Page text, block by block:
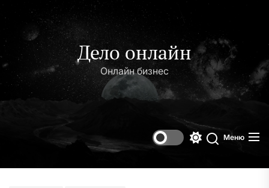
содержимому
Дело онлайн
Онлайн бизнес
Поиск
Меню